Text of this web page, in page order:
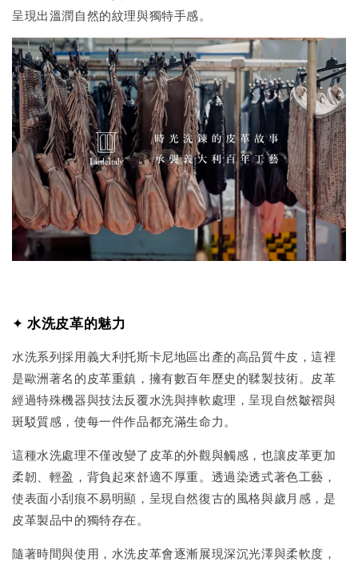
呈現出溫潤自然的紋理與獨特手感。
✦ 水洗皮革的魅力
水洗系列採用義大利托斯卡尼地區出產的高品質牛皮，這裡
是歐洲著名的皮革重鎮，擁有數百年歷史的鞣製技術。皮革
經過特殊機器與技法反覆水洗與摔軟處理，呈現自然皺褶與
斑駁質感，使每一件作品都充滿生命力。
這種水洗處理不僅改變了皮革的外觀與觸感，也讓皮革更加
柔韌、輕盈，背負起來舒適不厚重。透過染透式著色工藝，
使表面小刮痕不易明顯，呈現自然復古的風格與歲月感，是
皮革製品中的獨特存在。
隨著時間與使用，水洗皮革會逐漸展現深沉光澤與柔軟度，